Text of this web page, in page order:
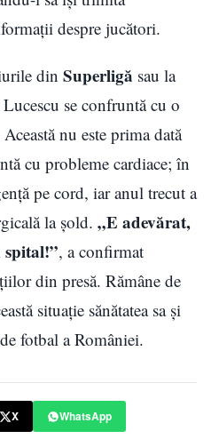
despre jucători.
din Superligă sau la
se confruntă cu o
nu este prima dată
cu probleme cardiace; în
pe cord, iar anul trecut a
la șold. „E adevărat,
, a confirmat
din presă. Rămâne de
situație sănătatea sa și
fotbal a României.
X
WhatsApp